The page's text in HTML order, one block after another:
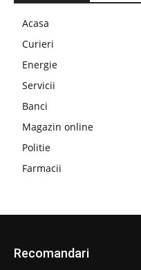
Acasa
Curieri
Energie
Servicii
Banci
Magazin online
Politie
Farmacii
Recomandari